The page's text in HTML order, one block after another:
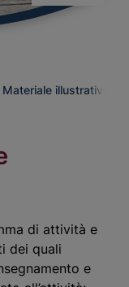
illustrativo
di attività e
dei quali
e